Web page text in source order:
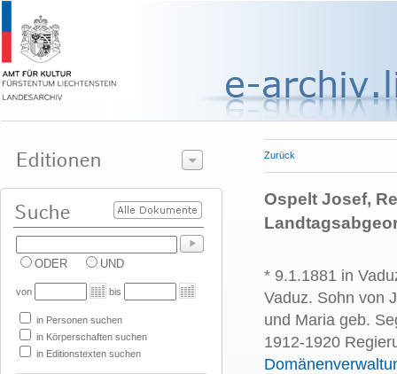
ODER UND
von bis
in Personen suchen
in Körperschaften suchen
in Editionstexten suchen
Zurück
Ospelt Josef,
* 9.1.1881 in
Vaduz. Sohn von
und Maria geb.
1912-1920